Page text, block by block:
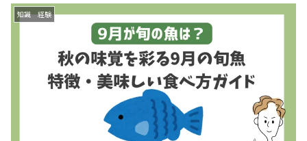
知識 経験